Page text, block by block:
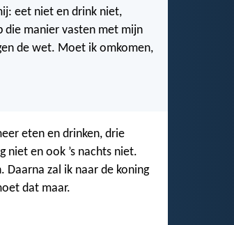
eet niet en drink niet,
die manier vasten met mijn
de wet. Moet ik omkomen,
eten en drinken, drie
niet en ook ’s nachts niet.
Daarna zal ik naar de koning
dat maar.